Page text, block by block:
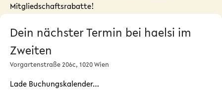
Mitgliedschaftsrabatte!
Dein nächster Termin bei haelsi im
Zweiten
Vorgartenstraße 206c, 1020 Wien
Lade Buchungskalender…